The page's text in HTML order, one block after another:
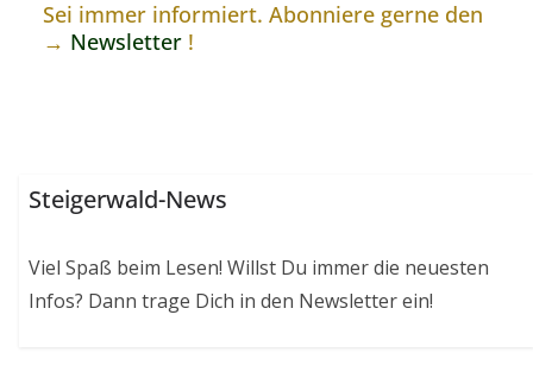
Sei immer informiert. Abonniere gerne den
→ Newsletter !
Steigerwald-News
Viel Spaß beim Lesen! Willst Du immer die neuesten
Infos? Dann trage Dich in den Newsletter ein!